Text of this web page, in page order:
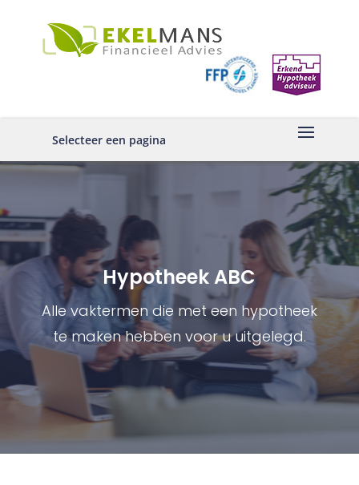
Selecteer een pagina
Hypotheek ABC
Alle vaktermen die met een hypotheek
te maken hebben voor u uitgelegd.